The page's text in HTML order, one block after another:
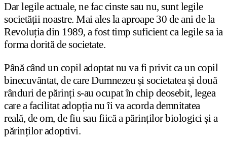
Dar legile actuale, ne fac cinste sau nu, sunt legile
societății noastre. Mai ales la aproape 30 de ani de la
Revoluția din 1989, a fost timp suficient ca legile sa ia
forma dorită de societate.
Până când un copil adoptat nu va fi privit ca un copil
binecuvântat, de care Dumnezeu și societatea și două
rânduri de părinți s-au ocupat în chip deosebit, legea
care a facilitat adopția nu îi va acorda demnitatea
reală, de om, de fiu sau fiică a părinților biologici și a
părinților adoptivi.